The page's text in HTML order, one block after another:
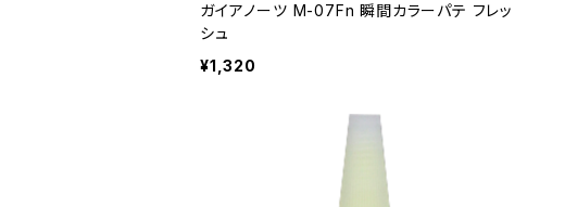
ガイアノーツ M-07Fn 瞬間カラーパテ フレッ
シュ
¥1,320